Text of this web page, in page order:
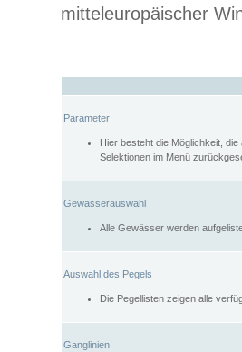
mitteleuropäischer
Parameter
Hier besteht die Möglichkeit,
Selektionen im Menü
Gewässerauswahl
Alle Gewässer werden
Auswahl des Pegels
Die Pegellisten zeigen alle
Ganglinien